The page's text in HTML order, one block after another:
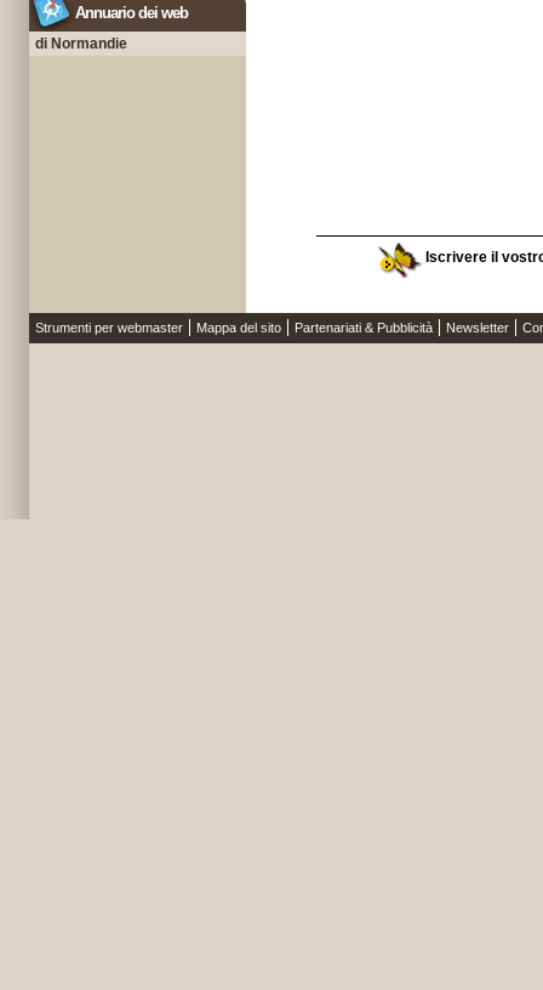
Annuario dei web
di Normandie
Iscrivere il
Strumenti per webmaster Mappa del sito Partenariati & Pubblicità Newsletter